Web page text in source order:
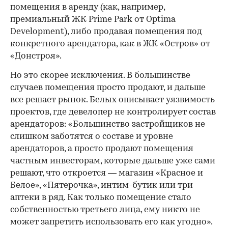
помещения в аренду (как, например,
премиальный ЖК Prime Park от Optima
Development), либо продавая помещения под
конкретного арендатора, как в ЖК «Остров» от
«Донстроя».
Но это скорее исключения. В большинстве
случаев помещения просто продают, и дальше
все решает рынок. Белых описывает уязвимость
проектов, где девелопер не контролирует состав
арендаторов: «Большинство застройщиков не
слишком заботятся о составе и уровне
арендаторов, а просто продают помещения
частным инвесторам, которые дальше уже сами
решают, что откроется — магазин «Красное и
Белое», «Пятерочка», интим-бутик или три
аптеки в ряд. Как только помещение стало
собственностью третьего лица, ему никто не
может запретить использовать его как угодно».